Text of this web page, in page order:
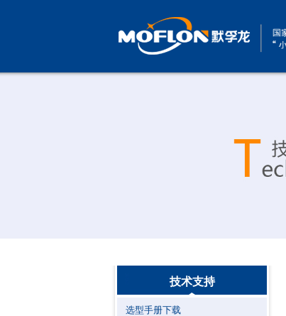
技术支持
选型手册下载